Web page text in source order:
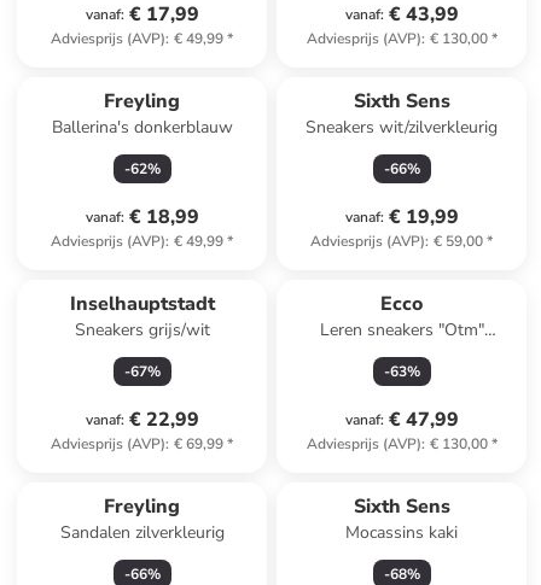
vanaf: € 17,99
Adviesprijs (AVP): € 49,99*
vanaf: € 43,99
Adviesprijs (AVP): € 130,00*
Freyling
Ballerina's donkerblauw
-62%
vanaf: € 18,99
Adviesprijs (AVP): € 49,99*
Sixth Sens
Sneakers wit/zilverkleurig
-66%
vanaf: € 19,99
Adviesprijs (AVP): € 59,00*
Inselhauptstadt
Sneakers grijs/wit
-67%
vanaf: € 22,99
Adviesprijs (AVP): € 69,99*
Ecco
Leren sneakers "Otm"
grijs/zilverkleurig
-63%
vanaf: € 47,99
Adviesprijs (AVP): € 130,00*
Freyling
Sandalen zilverkleurig
-66%
Sixth Sens
Mocassins kaki
-68%